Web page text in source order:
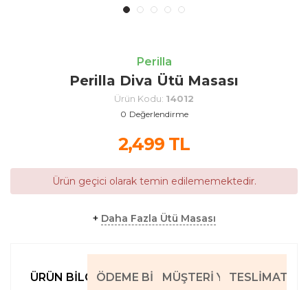
Perilla
Perilla Diva Ütü Masası
Ürün Kodu: 14012
0 Değerlendirme
2,499 TL
Ürün geçici olarak temin edilememektedir.
+ Daha Fazla Ütü Masası
ÜRÜN BILGILERIÖDEME BILGILERIMÜŞTERI YORUMLARI
TESLIMAT